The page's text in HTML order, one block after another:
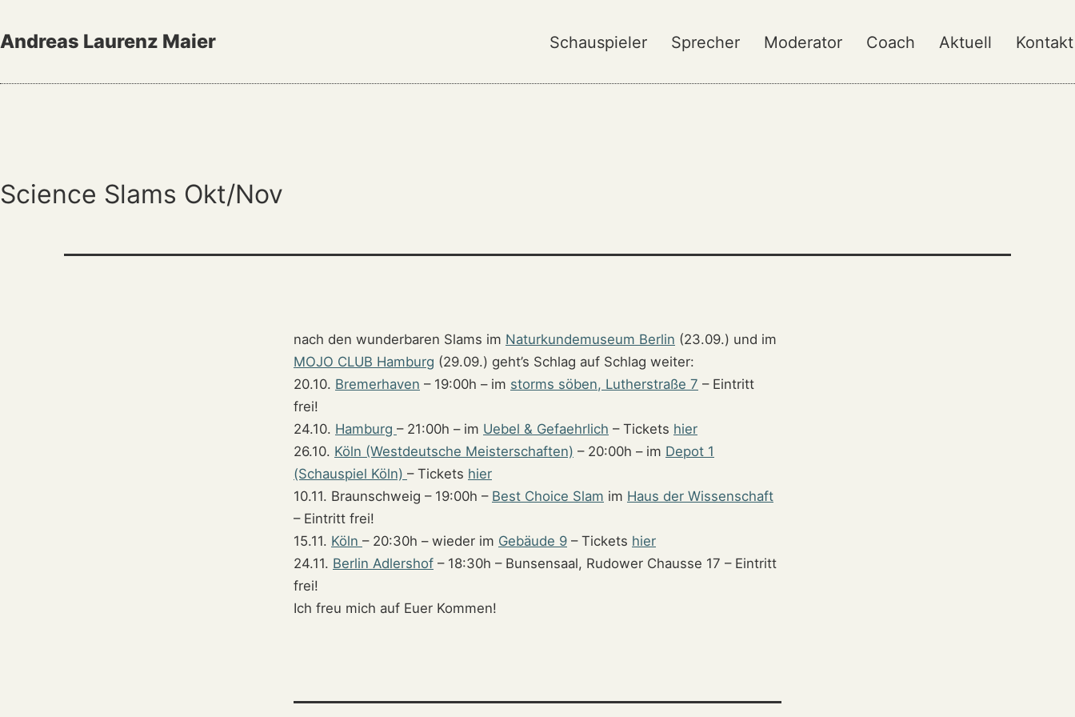
Inhalt
Andreas Laurenz Maier Schauspieler Sprecher Moderator Coach Aktuell Kontakt
Science Slams Okt/Nov
nach den wunderbaren Slams im Naturkundemuseum Berlin (23.09.) und im
MOJO CLUB Hamburg (29.09.) geht’s Schlag auf Schlag weiter:
20.10. Bremerhaven – 19:00h – im storms söben, Lutherstraße 7 – Eintritt
frei!
24.10. Hamburg – 21:00h – im Uebel & Gefaehrlich – Tickets hier
26.10. Köln (Westdeutsche Meisterschaften) – 20:00h – im Depot 1
(Schauspiel Köln) – Tickets hier
10.11. Braunschweig – 19:00h – Best Choice Slam im Haus der Wissenschaft
– Eintritt frei!
15.11. Köln – 20:30h – wieder im Gebäude 9 – Tickets hier
24.11. Berlin Adlershof – 18:30h – Bunsensaal, Rudower Chausse 17 – Eintritt
frei!
Ich freu mich auf Euer Kommen!